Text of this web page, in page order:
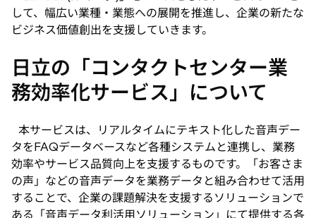
して、幅広い業種・業態への展開を推進し、企業の新たな
ビジネス価値創出を支援していきます。
日立の「コンタクトセンター業
務効率化サービス」について
本サービスは、リアルタイムにテキスト化した音声デー
タをFAQデータベースなど各種システムと連携し、業務
効率やサービス品質向上を支援するものです。「お客さま
の声」などの音声データを業務データと組み合わせて活用
することで、企業の課題解決を支援するソリューションで
ある「音声データ利活用ソリューション」にて提供する各